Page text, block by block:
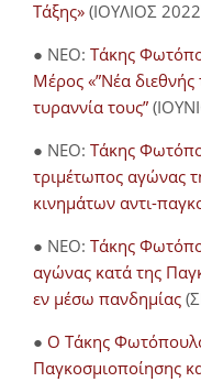
Τάξης» (ΙΟΥΛΙΟΣ
● NEO: Τάκης
Μέρος «”Νέα διεθνής
τυραννία τους”
● NEO: Τάκης
τριμέτωπος αγώνας
κινημάτων αντι-
● NEO: Τάκης
αγώνας κατά της
εν μέσω πανδημίας
● Ο Τάκης
Παγκοσμιοποίησης